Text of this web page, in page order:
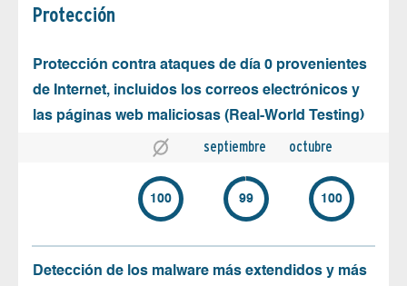
Protección
Protección contra ataques de día 0 provenientes
de Internet, incluidos los correos electrónicos y
las páginas web maliciosas (Real-World Testing)
septiembre octubre
100 99 100
Detección de los malware más extendidos y más